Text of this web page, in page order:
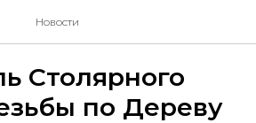
Новости
Столярного
по Дереву